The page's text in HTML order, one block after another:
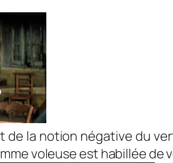
la notion négative du
voleuse est habillée de